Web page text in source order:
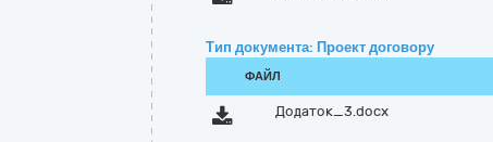
Тип документа: Проект договору
ФАЙЛ
Додаток_3.docx